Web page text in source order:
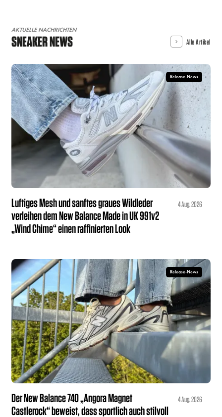
AKTUELLE NACHRICHTEN
SNEAKER NEWS Alle Artikel
Release-News
Luftiges Mesh und sanftes graues Wildleder
verleihen dem New Balance Made in UK 991v2
„Wind Chime“ einen raffinierten Look
4 Aug. 2026
Release-News
Der New Balance 740 „Angora Magnet
Castlerock“ beweist, dass sportlich auch stilvoll
4 Aug. 2026